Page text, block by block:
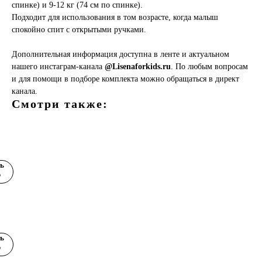
спинке) и 9-12 кг (74 см по спинке).
Подходит для использования в том возрасте, когда малыш
спокойно спит с открытыми ручками.
Дополнительная информация доступна в ленте и актуальном
нашего инстаграм-канала @Lisenaforkids.ru. По любым вопросам
и для помощи в подборе комплекта можно обращаться в директ
канала.
Смотри также: